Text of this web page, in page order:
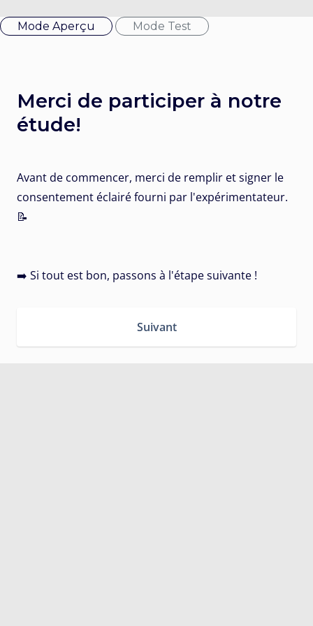
Mode Aperçu Mode Test
Merci de participer à notre
étude!
Avant de commencer, merci de remplir et signer le
consentement éclairé fourni par l'expérimentateur.
📝
➡️ Si tout est bon, passons à l'étape suivante !